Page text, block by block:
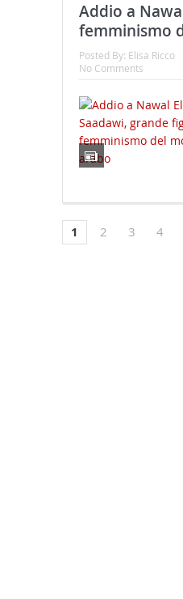
Addio a
femminismo
Posted By: Elisa Ricco
No Comments
1 2 3 4